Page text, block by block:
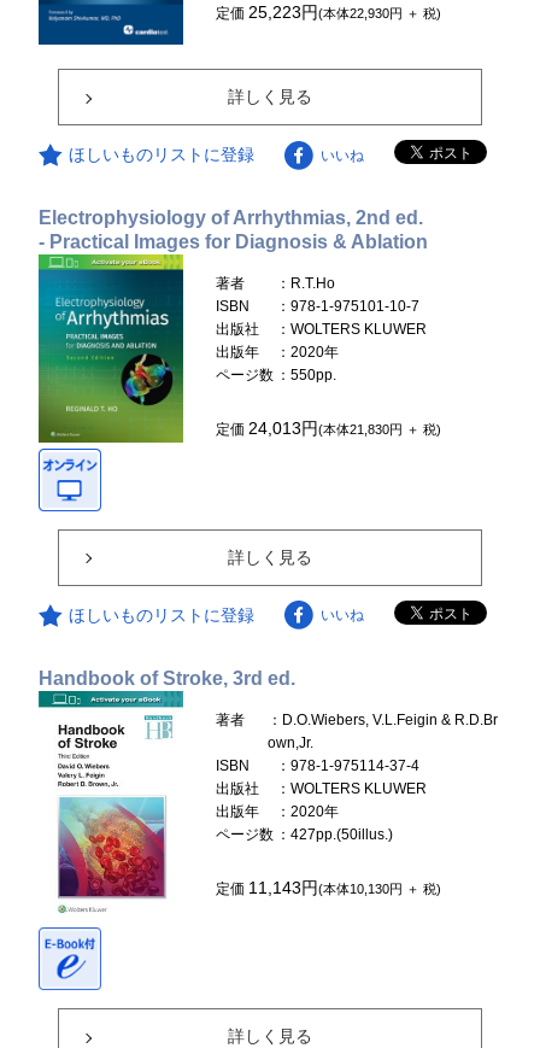
定価 25,223円(本体22,930円 ＋ 税)
詳しく見る
ほしいものリストに登録 いいね
Electrophysiology of Arrhythmias, 2nd ed.
- Practical Images for Diagnosis & Ablation
著者
：R.T.Ho
ISBN
：978-1-975101-10-7
出版社
：WOLTERS KLUWER
出版年
：2020年
ページ数 ：550pp.
定価24,013円(本体21,830円 ＋ 税)
詳しく見る
ほしいものリストに登録 いいね
Handbook of Stroke, 3rd ed.
著者
：D.O.Wiebers, V.L.Feigin & R.D.Br
own,Jr.
ISBN
：978-1-975114-37-4
出版社
：WOLTERS KLUWER
出版年
：2020年
ページ数 ：427pp.(50illus.)
定価 11,143円(本体10,130円 ＋ 税)
詳しく見る